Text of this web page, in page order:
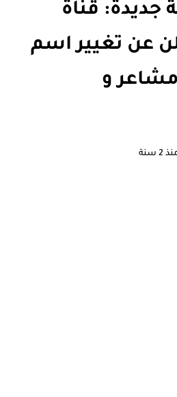
جديدة: قناة
عن تغيير اسم
مشاعر و
2 سنة